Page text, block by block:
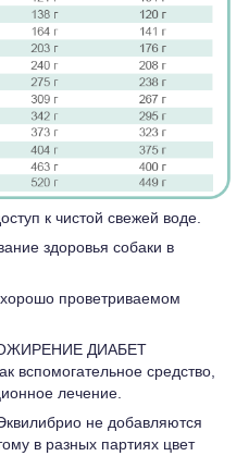
к чистой свежей воде.
здоровья собаки в
проветриваемом
ОЖИРЕНИЕ ДИАБЕТ
вспомогательное средство,
лечение.
не добавляются
в разных партиях цвет